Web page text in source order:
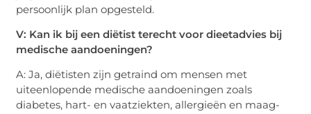
persoonlijk plan opgesteld.
V: Kan ik bij een diëtist terecht voor dieetadvies bij
medische aandoeningen?
A: Ja, diëtisten zijn getraind om mensen met
uiteenlopende medische aandoeningen zoals
diabetes, hart- en vaatziekten, allergieën en maag-